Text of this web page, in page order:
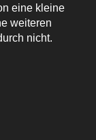
eine kleine
weiteren
nicht.